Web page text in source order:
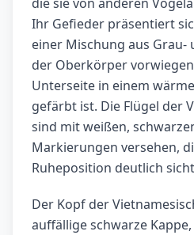
Ihr Gefieder präsentiert
einer Mischung aus Grau-
der Oberkörper
Unterseite in einem
gefärbt ist. Die Flügel der
sind mit weißen,
Markierungen versehen,
Ruheposition deutlich
Der Kopf der
auffällige schwarze